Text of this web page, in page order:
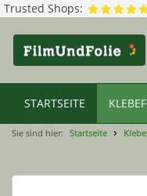
Trusted Shops:
STARTSEITE
Sie sind hier: Startseite